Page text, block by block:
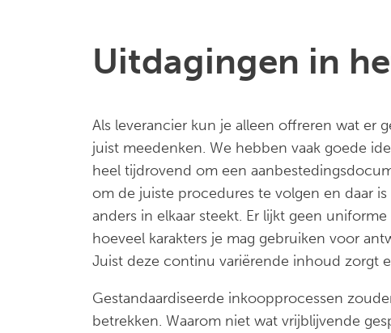
Uitdagingen in
Als leverancier kun je alleen offreren wat er
juist meedenken. We hebben vaak goede
heel tijdrovend om een
om de juiste procedures te volgen en daar
anders in elkaar steekt. Er lijkt geen
hoeveel karakters je mag gebruiken voor
Juist deze continu variërende inhoud zorgt
Gestandaardiseerde inkoopprocessen
betrekken. Waarom niet wat vrijblijvende